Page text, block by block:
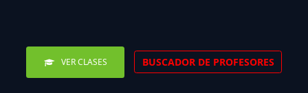
VER CLASES BUSCADOR DE PROFESORES